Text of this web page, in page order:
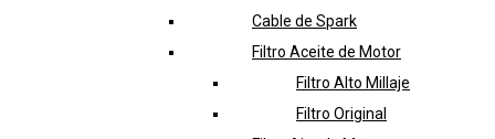
Cable de Spark
Filtro Aceite de Motor
Filtro Alto Millaje
Filtro Original